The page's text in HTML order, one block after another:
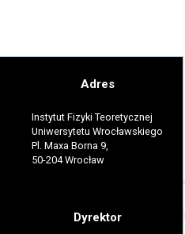
Adres
Instytut Fizyki Teoretycznej
Uniwersytetu Wrocławskiego
Pl. Maxa Borna 9,
50-204 Wrocław
Dyrektor